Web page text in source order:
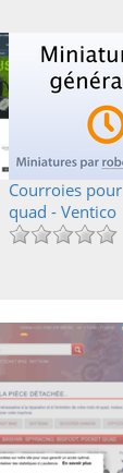
Courroies pour
quad - Ventico